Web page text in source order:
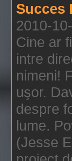
Succes
2010-
Cine ar
intre
nimeni!
uşor.
despre
lume.
(Jesse